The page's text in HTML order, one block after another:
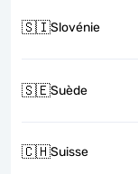
🇸🇮Slovénie
🇸🇪Suède
🇨🇭Suisse